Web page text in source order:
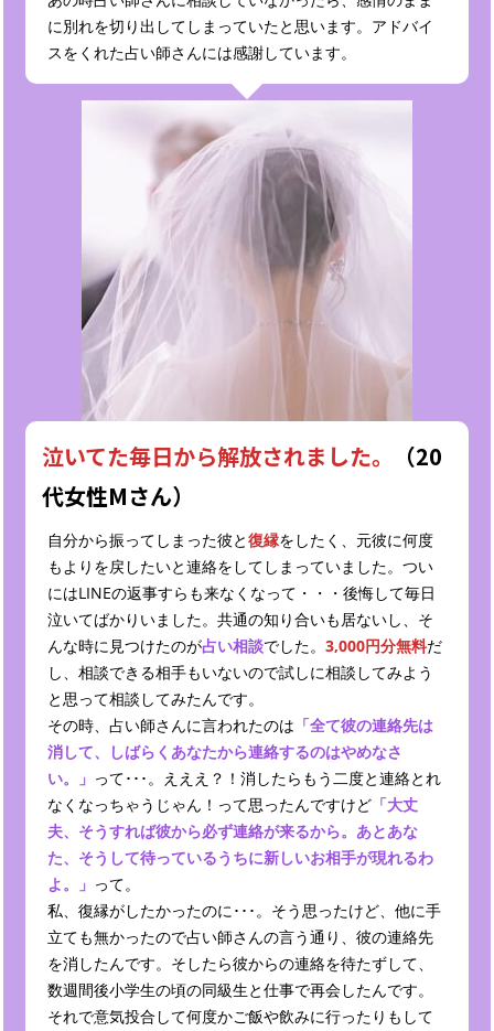
に別れを切り出してしまっていたと思います。アドバイ
スをくれた占い師さんには感謝しています。
泣いてた毎日から解放されました。
（20
代女性Mさん）
自分から振ってしまった彼と復縁をしたく、元彼に何度
もよりを戻したいと連絡をしてしまっていました。つい
にはLINEの返事すらも来なくなって・・・後悔して毎日
泣いてばかりいました。共通の知り合いも居ないし、そ
んな時に見つけたのが占い相談でした。 3,000円分無料だ
し、相談できる相手もいないので試しに相談してみよう
と思って相談してみたんです。
その時、占い師さんに言われたのは 「全て彼の連絡先は
消して、しばらくあなたから連絡するのはやめなさ
い。」 って･･･。えええ？！消したらもう二度と連絡とれ
なくなっちゃうじゃん！って思ったんですけど 「大丈
夫、そうすれば彼から必ず連絡が来るから。あとあな
た、そうして待っているうちに新しいお相手が現れるわ
よ。」 って。
私、復縁がしたかったのに･･･。そう思ったけど、他に手
立ても無かったので占い師さんの言う通り、彼の連絡先
を消したんです。そしたら彼からの連絡を待たずして、
数週間後小学生の頃の同級生と仕事で再会したんです。
それで意気投合して何度かご飯や飲みに行ったりもして